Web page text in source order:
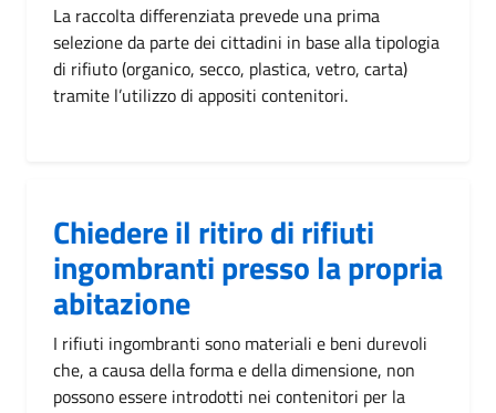
La raccolta differenziata prevede una prima
selezione da parte dei cittadini in base alla tipologia
di rifiuto (organico, secco, plastica, vetro, carta)
tramite l’utilizzo di appositi contenitori.
Chiedere il ritiro di rifiuti
ingombranti presso la propria
abitazione
I rifiuti ingombranti sono materiali e beni durevoli
che, a causa della forma e della dimensione, non
possono essere introdotti nei contenitori per la